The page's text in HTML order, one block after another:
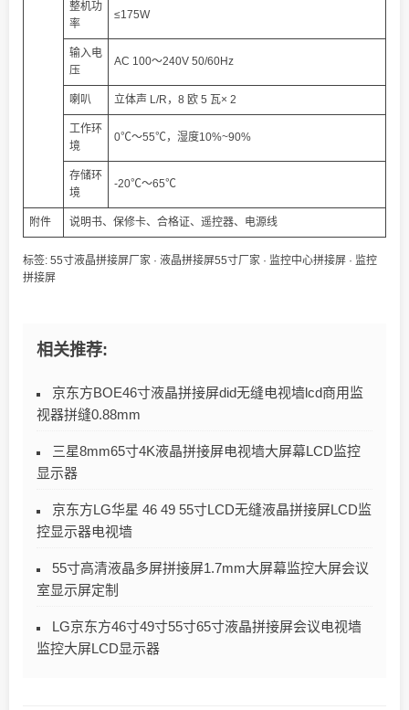
整机功
率
≤175W
输入电
压
AC 100～240V 50/60Hz
喇叭 立体声 L/R，8 欧 5 瓦× 2
工作环
境
0℃～55℃，湿度10%~90%
存储环
境
-20℃～65℃
附件 说明书、保修卡、合格证、遥控器、电源线
标签: 55寸液晶拼接屏厂家 · 液晶拼接屏55寸厂家 · 监控中心拼接屏 · 监控
拼接屏
相关推荐:
京东方BOE46寸液晶拼接屏did无缝电视墙lcd商用监
视器拼缝0.88mm
三星8mm65寸4K液晶拼接屏电视墙大屏幕LCD监控
显示器
京东方LG华星 46 49 55寸LCD无缝液晶拼接屏LCD监
控显示器电视墙
55寸高清液晶多屏拼接屏1.7mm大屏幕监控大屏会议
室显示屏定制
LG京东方46寸49寸55寸65寸液晶拼接屏会议电视墙
监控大屏LCD显示器